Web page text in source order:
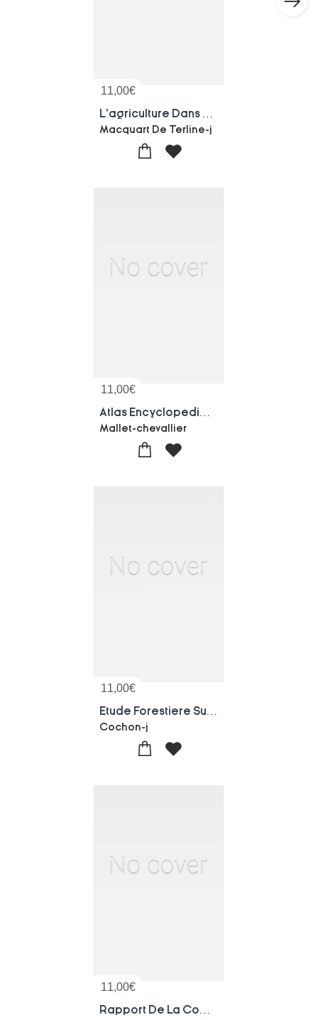
11,00€
Macquart De Terline-j
11,00€
Mallet-chevallier
11,00€
Cochon-j
11,00€